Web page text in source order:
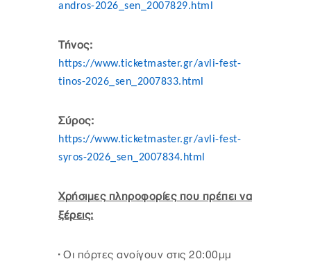
andros-2026_sen_2007829.html
Τήνος:
https://www.ticketmaster.gr/avli-fest-
tinos-2026_sen_2007833.html
Σύρος:
https://www.ticketmaster.gr/avli-fest-
syros-2026_sen_2007834.html
Χρήσιμες πληροφορίες που πρέπει να
ξέρεις:
· Οι πόρτες ανοίγουν στις 20:00μμ